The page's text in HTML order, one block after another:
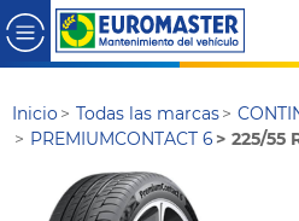
Inicio Todas las marcas
PREMIUMCONTACT 6
225/55